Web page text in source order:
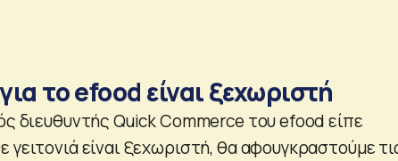
το efood είναι ξεχωριστή
διευθυντής Quick Commerce του efood είπε
γειτονιά είναι ξεχωριστή, θα αφουγκραστούμε